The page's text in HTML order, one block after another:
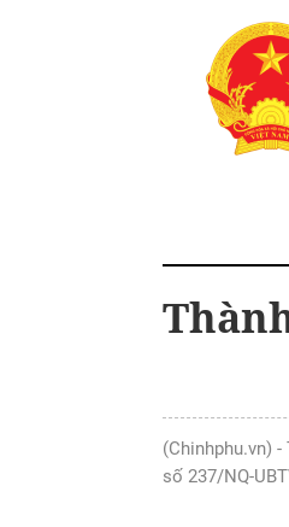
(Chinhphu.vn)
số 237/NQ-